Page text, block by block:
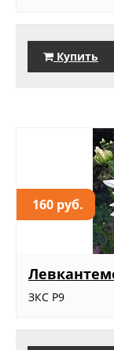
Купить
160 руб.
ЗКС Р9